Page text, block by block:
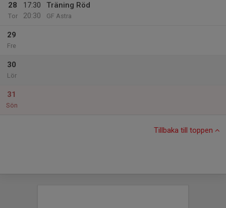
28
Tor
17:30
20:30
Träning Röd
GF Astra
29
Fre
30
Lör
31
Sön
Tillbaka till toppen